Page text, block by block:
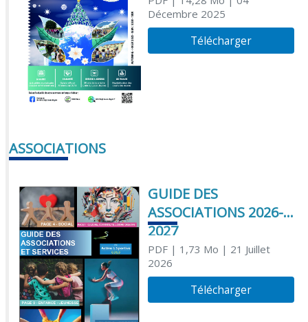
Décembre 2025
Télécharger
ASSOCIATIONS
GUIDE DES
ASSOCIATIONS 2026-
2027
PDF| 1,73 Mo | 21 Juillet
2026
Télécharger